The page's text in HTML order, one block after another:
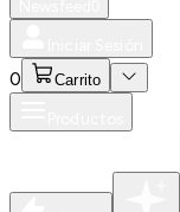
0 Carrito